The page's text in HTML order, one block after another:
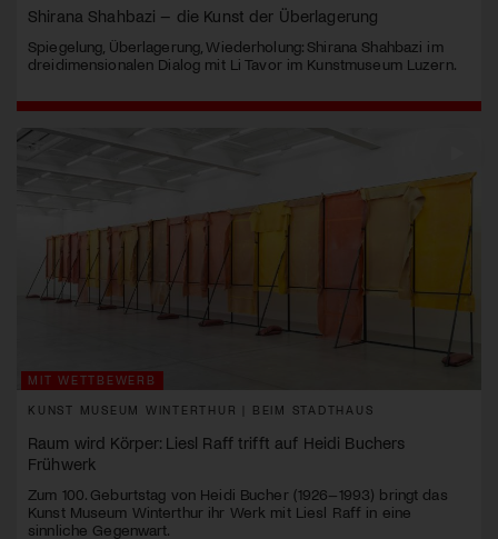
Shirana Shahbazi – die Kunst der Überlagerung
Spiegelung, Überlagerung, Wiederholung: Shirana Shahbazi im
dreidimensionalen Dialog mit Li Tavor im Kunstmuseum Luzern.
MIT WETTBEWERB
KUNST MUSEUM WINTERTHUR | BEIM STADTHAUS
Raum wird Körper: Liesl Raff trifft auf Heidi Buchers
Frühwerk
Zum 100. Geburtstag von Heidi Bucher (1926–1993) bringt das
Kunst Museum Winterthur ihr Werk mit Liesl Raff in eine
sinnliche Gegenwart.